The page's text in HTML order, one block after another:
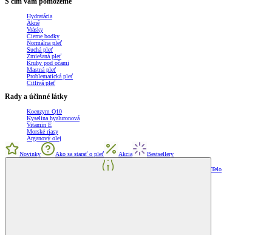
Hydratácia
Akné
Vrásky
Čierne bodky
Normálna pleť
Suchá pleť
Zmiešaná pleť
Kruhy pod očami
Mastná pleť
Problematická pleť
Citlivá pleť
Rady a účinné látky
Koenzym Q10
Kyselina hyaluronová
Vitamin E
Morské riasy
Arganový olej
Novinky Ako sa starať o pleť Akcia Bestsellery
Telo